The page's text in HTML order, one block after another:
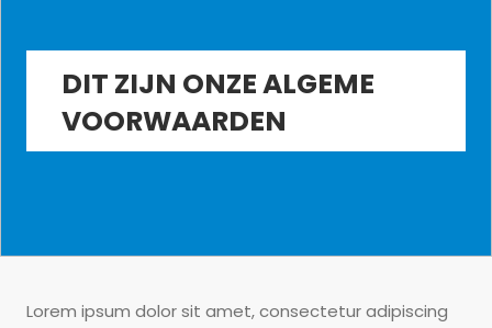
DIT ZIJN ONZE ALGEME
VOORWAARDEN
Lorem ipsum dolor sit amet, consectetur adipiscing